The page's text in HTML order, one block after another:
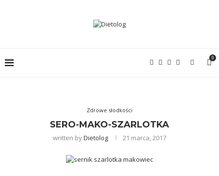
0
Zdrowe słodkości
SERO-MAKO-SZARLOTKA
written byDietolog 21 marca, 2017